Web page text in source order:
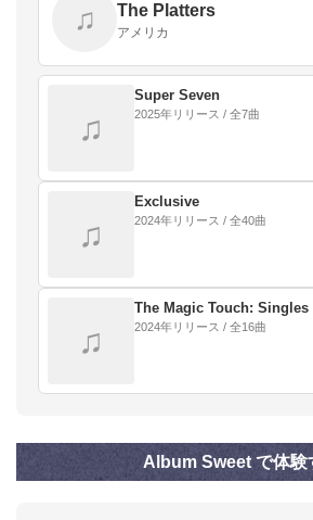
♫ The Platters
アメリカ
♫
Super Seven
2025年リリース / 全7曲
♫
Exclusive
2024年リリース / 全40曲
♫
The Magic Touch: Singles
2024年リリース / 全16曲
Album Sweet で体験